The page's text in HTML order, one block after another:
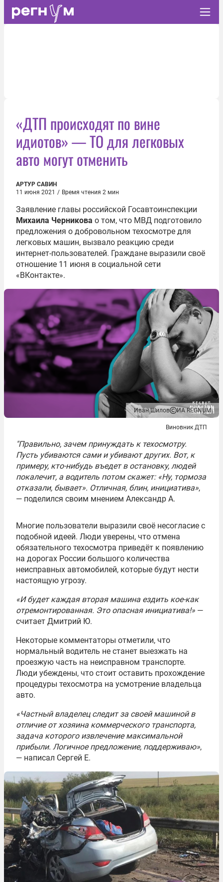
«ДТП происходят по вине
идиотов» — ТО для легковых
авто могут отменить
АРТУР САВИН
11 июня 2021 / Время чтения 2 мин
Заявление главы российской Госавтоинспекции
Михаила Черникова о том, что МВД подготовило
предложения о добровольном техосмотре для
легковых машин, вызвало реакцию среди
интернет-пользователей. Граждане выразили своё
отношение 11 июня в социальной сети
«ВКонтакте».
Иван Шилов ИА REGNUM
Виновник ДТП
"Правильно, зачем принуждать к техосмотру.
Пусть убиваются сами и убивают других. Вот, к
примеру, кто-нибудь въедет в остановку, людей
покалечит, а водитель потом скажет: «Ну, тормоза
отказали, бывает». Отличная, блин, инициатива»,
— поделился своим мнением Александр А.
Многие пользователи выразили своё несогласие с
подобной идеей. Люди уверены, что отмена
обязательного техосмотра приведёт к появлению
на дорогах России большого количества
неисправных автомобилей, которые будут нести
настоящую угрозу.
«И будет каждая вторая машина ездить кое-как
отремонтированная. Это опасная инициатива!» —
считает Дмитрий Ю.
Некоторые комментаторы отметили, что
нормальный водитель не станет выезжать на
проезжую часть на неисправном транспорте.
Люди убеждены, что стоит оставить прохождение
процедуры техосмотра на усмотрение владельца
авто.
«Частный владелец следит за своей машиной в
отличие от хозяина коммерческого транспорта,
задача которого извлечение максимальной
прибыли. Логичное предложение, поддерживаю»,
— написал Сергей Е.